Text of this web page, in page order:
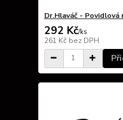
Dr.Hlaváč - Povidlová
292 Kč/ks
261 Kč bez DPH